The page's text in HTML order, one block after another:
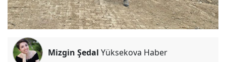
Mizgin Şedal Yüksekova Haber